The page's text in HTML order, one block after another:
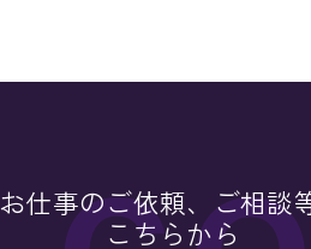
お仕事のご依頼、ご相談
こちらから